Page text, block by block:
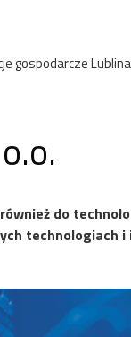
gospodarcze Lublina
do